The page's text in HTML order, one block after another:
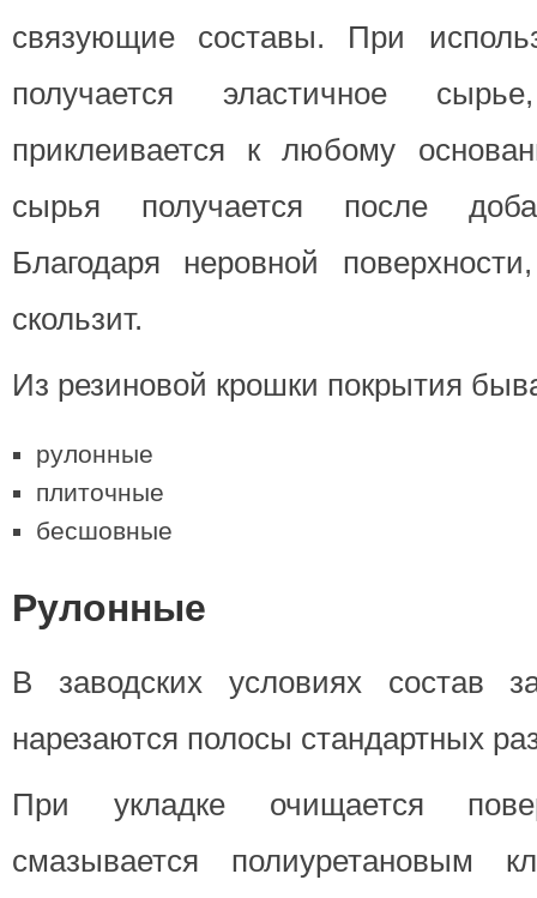
связующие составы. При
получается эластичное
приклеивается к любому
сырья получается после
Благодаря неровной
скользит.
Из резиновой крошки покрытия
рулонные
плиточные
бесшовные
Рулонные
В заводских условиях состав
нарезаются полосы стандартных
При укладке очищается
смазывается полиуретановым